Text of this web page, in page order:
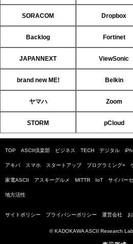
SORACOM Dropbox
Backlog Fortinet
JAPANNEXT ViewSonic
brand new ME! Belkin
ヤマハ Zoom
STORM pCloud
TOP ASCII倶楽部 ビジネス TECH デジタル
アキバ スマホ スタートアップ プログラミング+
家電ASCII アスキーグルメ MITTR IoT サイバー
地方活性
サイトポリシー プライバシーポリシー 運営会社
© KADOKAWA ASCII Research